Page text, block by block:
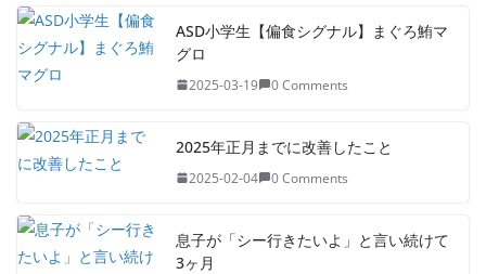
ASD小学生【偏食シグナル】まぐろ鮪マ
グロ
2025-03-19 0 Comments
2025年正月までに改善したこと
2025-02-04 0 Comments
息子が「シー行きたいよ」と言い続けて
3ヶ月